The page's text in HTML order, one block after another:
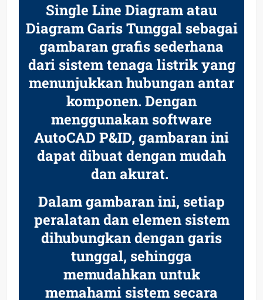
Single Line Diagram atau
Diagram Garis Tunggal sebagai
gambaran grafis sederhana
dari sistem tenaga listrik yang
menunjukkan hubungan antar
komponen. Dengan
menggunakan software
AutoCAD P&ID, gambaran ini
dapat dibuat dengan mudah
dan akurat.
Dalam gambaran ini, setiap
peralatan dan elemen sistem
dihubungkan dengan garis
tunggal, sehingga
memudahkan untuk
memahami sistem secara